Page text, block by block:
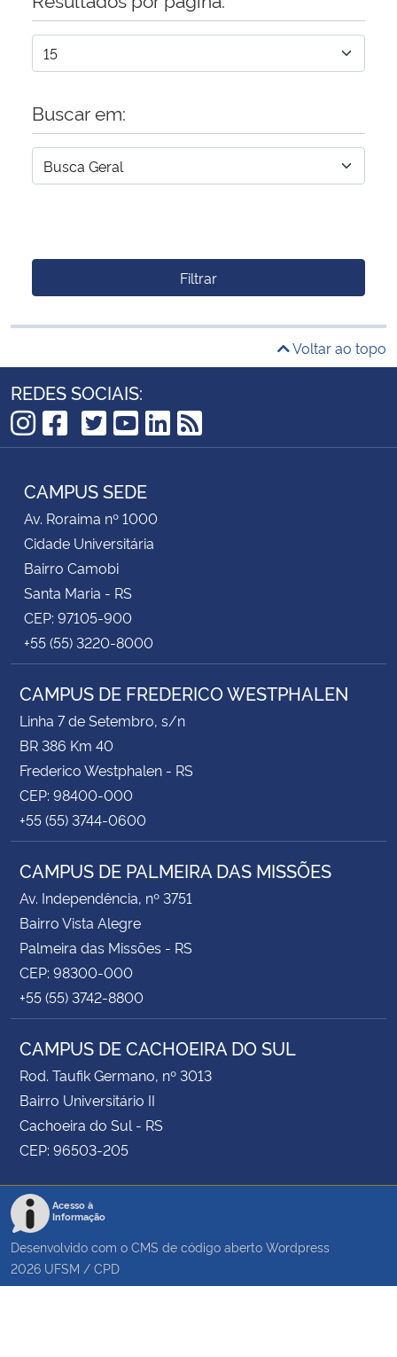
Buscar em:
Filtrar
Voltar ao topo
REDES SOCIAIS:
Instagram
Facebook
TikTok
Twitter
YouTube
LinkedIn
RSS
CAMPUS SEDE
Av. Roraima nº 1000
Cidade Universitária
Bairro Camobi
Santa Maria - RS
CEP: 97105-900
+55 (55) 3220-8000
CAMPUS DE FREDERICO WESTPHALEN
Linha 7 de Setembro, s/n
BR 386 Km 40
Frederico Westphalen - RS
CEP: 98400-000
+55 (55) 3744-0600
CAMPUS DE PALMEIRA DAS MISSÕES
Av. Independência, nº 3751
Bairro Vista Alegre
Palmeira das Missões - RS
CEP: 98300-000
+55 (55) 3742-8800
CAMPUS DE CACHOEIRA DO SUL
Rod. Taufik Germano, nº 3013
Bairro Universitário II
Cachoeira do Sul - RS
CEP: 96503-205
Acesso à
Informação
Desenvolvido com o CMS de código aberto Wordpress
2026 UFSM / CPD